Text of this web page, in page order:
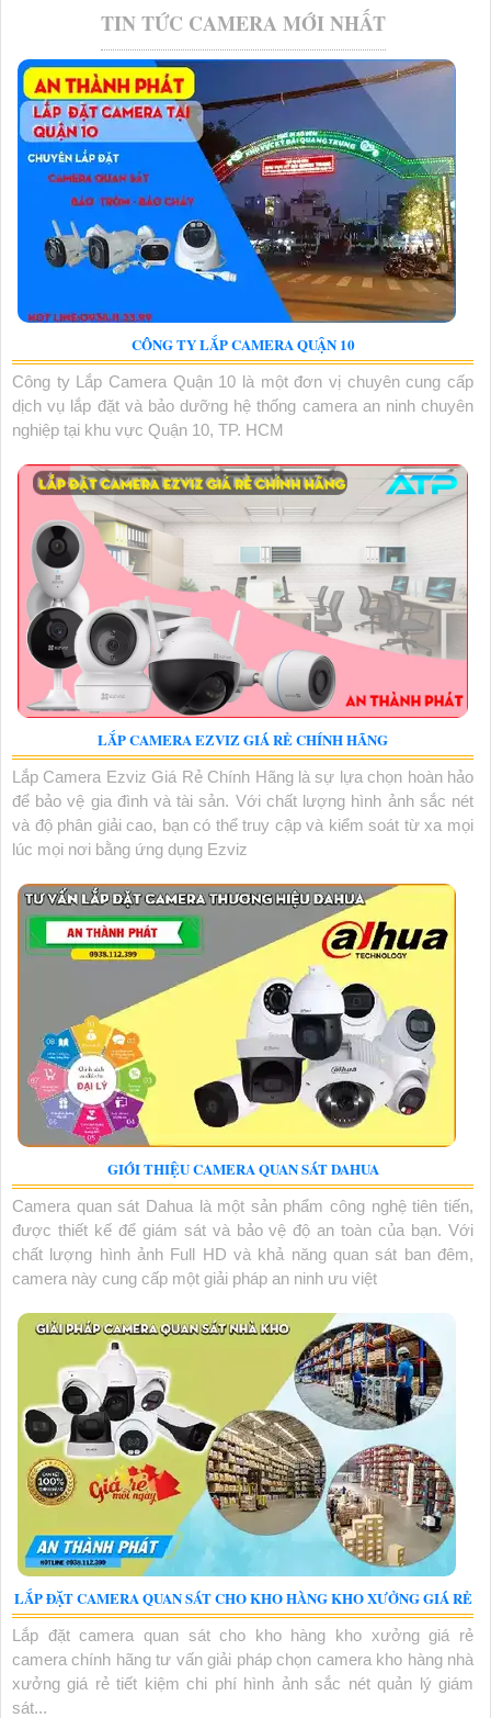
TIN TỨC CAMERA MỚI NHẤT
CÔNG TY LẮP CAMERA QUẬN 10
Công ty Lắp Camera Quận 10 là một đơn vị chuyên cung cấp
dịch vụ lắp đặt và bảo dưỡng hệ thống camera an ninh chuyên
nghiệp tại khu vực Quận 10, TP. HCM
LẮP CAMERA EZVIZ GIÁ RẺ CHÍNH HÃNG
Lắp Camera Ezviz Giá Rẻ Chính Hãng là sự lựa chọn hoàn hảo
để bảo vệ gia đình và tài sản. Với chất lượng hình ảnh sắc nét
và độ phân giải cao, bạn có thể truy cập và kiểm soát từ xa mọi
lúc mọi nơi bằng ứng dụng Ezviz
GIỚI THIỆU CAMERA QUAN SÁT DAHUA
Camera quan sát Dahua là một sản phẩm công nghệ tiên tiến,
được thiết kế để giám sát và bảo vệ độ an toàn của bạn. Với
chất lượng hình ảnh Full HD và khả năng quan sát ban đêm,
camera này cung cấp một giải pháp an ninh ưu việt
LẮP ĐẶT CAMERA QUAN SÁT CHO KHO HÀNG KHO XƯỞNG GIÁ RẺ
Lắp đặt camera quan sát cho kho hàng kho xưởng giá rẻ
camera chính hãng tư vấn giải pháp chọn camera kho hàng nhà
xưởng giá rẻ tiết kiệm chi phí hình ảnh sắc nét quản lý giám
sát...